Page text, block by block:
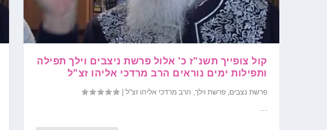
קול צופייך תשנ"ז כ' אלול פרשת ניצבים וילך תפילה
ותפילות ימים נוראים הרב מרדכי אליהו זצ"ל
פרשת נצבים,פרשת וילך, הרב מרדכי אליהו זצ"ל |